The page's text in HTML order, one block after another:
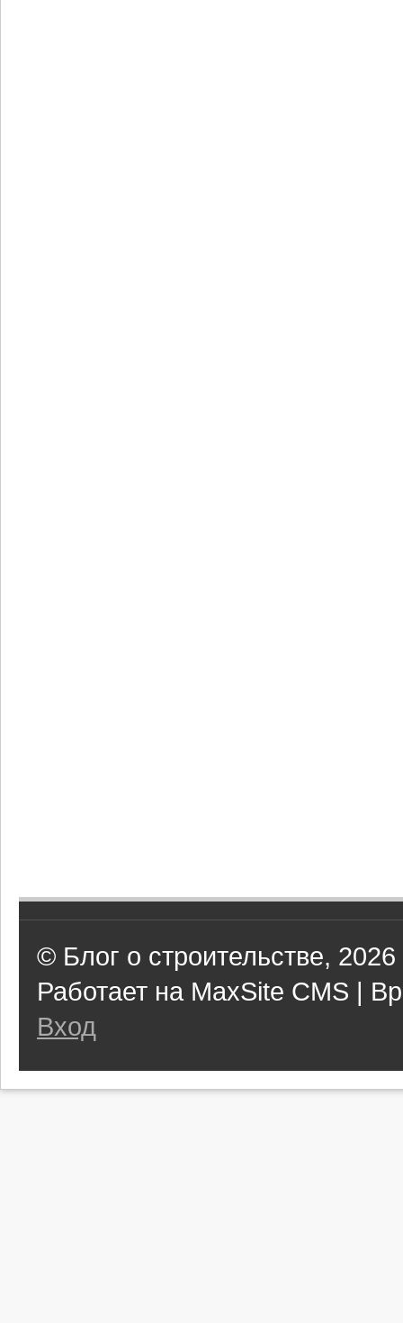
© Блог о строительстве, 2026
Работает на MaxSite CMS |
Вход